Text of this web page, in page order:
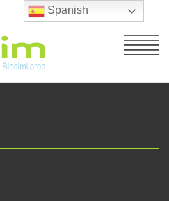
Spanish